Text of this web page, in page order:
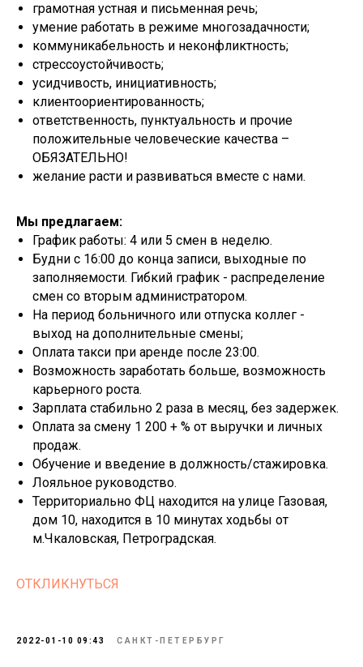
грамотная устная и письменная речь;
умение работать в режиме многозадачности;
коммуникабельность и неконфликтность;
стрессоустойчивость;
усидчивость, инициативность;
клиентоориентированность;
ответственность, пунктуальность и прочие
положительные человеческие качества –
ОБЯЗАТЕЛЬНО!
желание расти и развиваться вместе с нами.
Мы предлагаем:
График работы: 4 или 5 смен в неделю.
Будни с 16:00 до конца записи, выходные по
заполняемости. Гибкий график - распределение
смен со вторым администратором.
На период больничного или отпуска коллег -
выход на дополнительные смены;
Оплата такси при аренде после 23:00.
Возможность заработать больше, возможность
карьерного роста.
Зарплата стабильно 2 раза в месяц, без задержек.
Оплата за смену 1 200 + % от выручки и личных
продаж.
Обучение и введение в должность/стажировка.
Лояльное руководство.
Территориально ФЦ находится на улице Газовая,
дом 10, находится в 10 минутах ходьбы от
м.Чкаловская, Петроградская.
ОТКЛИКНУТЬСЯ
2022-01-10 09:43 САНКТ-ПЕТЕРБУРГ